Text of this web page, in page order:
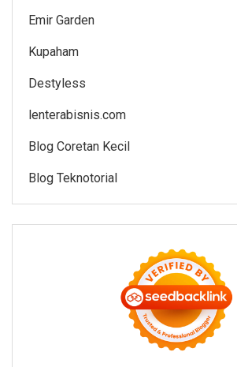
Emir Garden
Kupaham
Destyless
lenterabisnis.com
Blog Coretan Kecil
Blog Teknotorial